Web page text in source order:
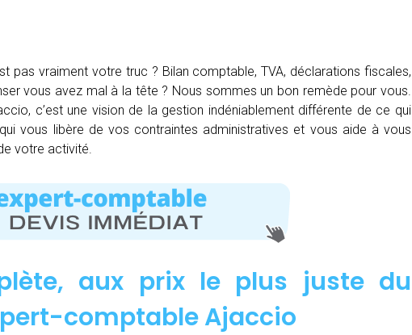
pas vraiment votre truc ? Bilan comptable, TVA, déclarations fiscales,
vous avez mal à la tête ? Nous sommes un bon remède pour vous.
c’est une vision de la gestion indéniablement différente de ce qui
vous libère de vos contraintes administratives et vous aide à vous
votre activité.
aux prix le plus juste du
comptable Ajaccio